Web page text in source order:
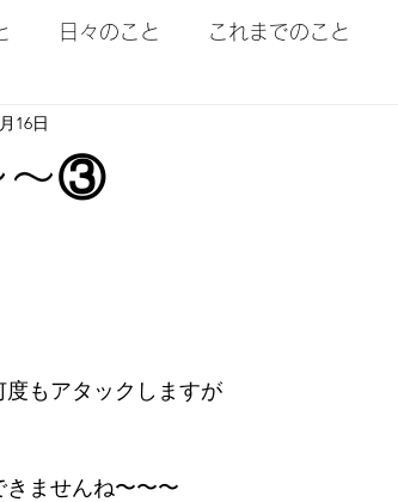
日々のこと これまでのこと
ニュー
〜③
16日
もアタックしますが
ませんね〜〜〜